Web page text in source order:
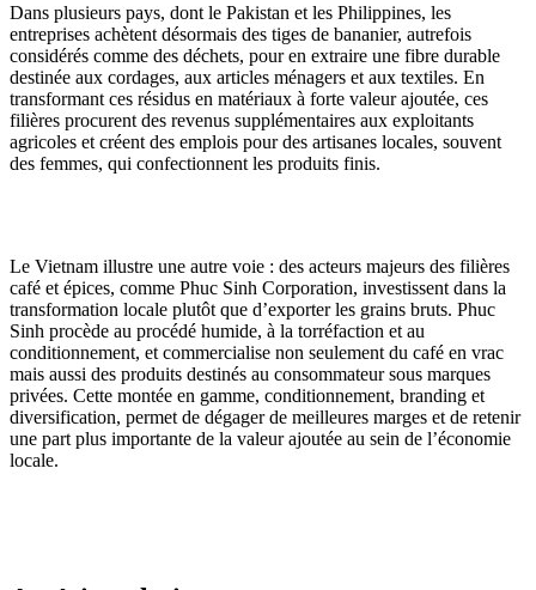
Dans plusieurs pays, dont le Pakistan et les Philippines, les
entreprises achètent désormais des tiges de bananier, autrefois
considérés comme des déchets, pour en extraire une fibre durable
destinée aux cordages, aux articles ménagers et aux textiles. En
transformant ces résidus en matériaux à forte valeur ajoutée, ces
filières procurent des revenus supplémentaires aux exploitants
agricoles et créent des emplois pour des artisanes locales, souvent
des femmes, qui confectionnent les produits finis.
Le Vietnam illustre une autre voie : des acteurs majeurs des filières
café et épices, comme Phuc Sinh Corporation, investissent dans la
transformation locale plutôt que d’exporter les grains bruts. Phuc
Sinh procède au procédé humide, à la torréfaction et au
conditionnement, et commercialise non seulement du café en vrac
mais aussi des produits destinés au consommateur sous marques
privées. Cette montée en gamme, conditionnement, branding et
diversification, permet de dégager de meilleures marges et de retenir
une part plus importante de la valeur ajoutée au sein de l’économie
locale.